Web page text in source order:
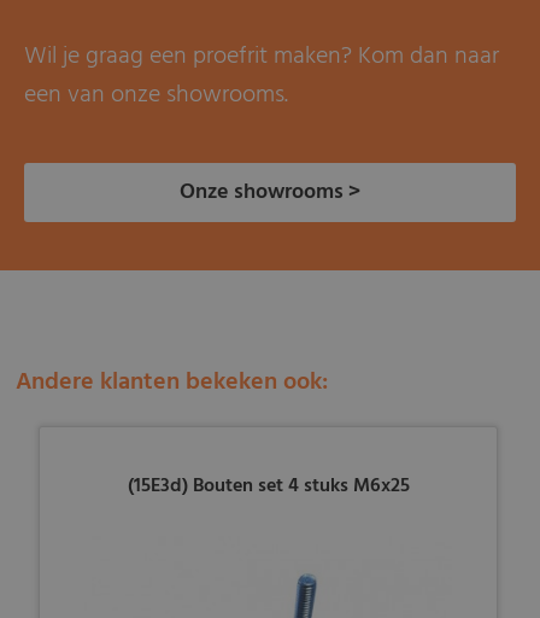
Wil je graag een proefrit maken? Kom dan naar
een van onze showrooms.
Onze showrooms >
Andere klanten bekeken ook:
(15E3d) Bouten set 4 stuks M6x25